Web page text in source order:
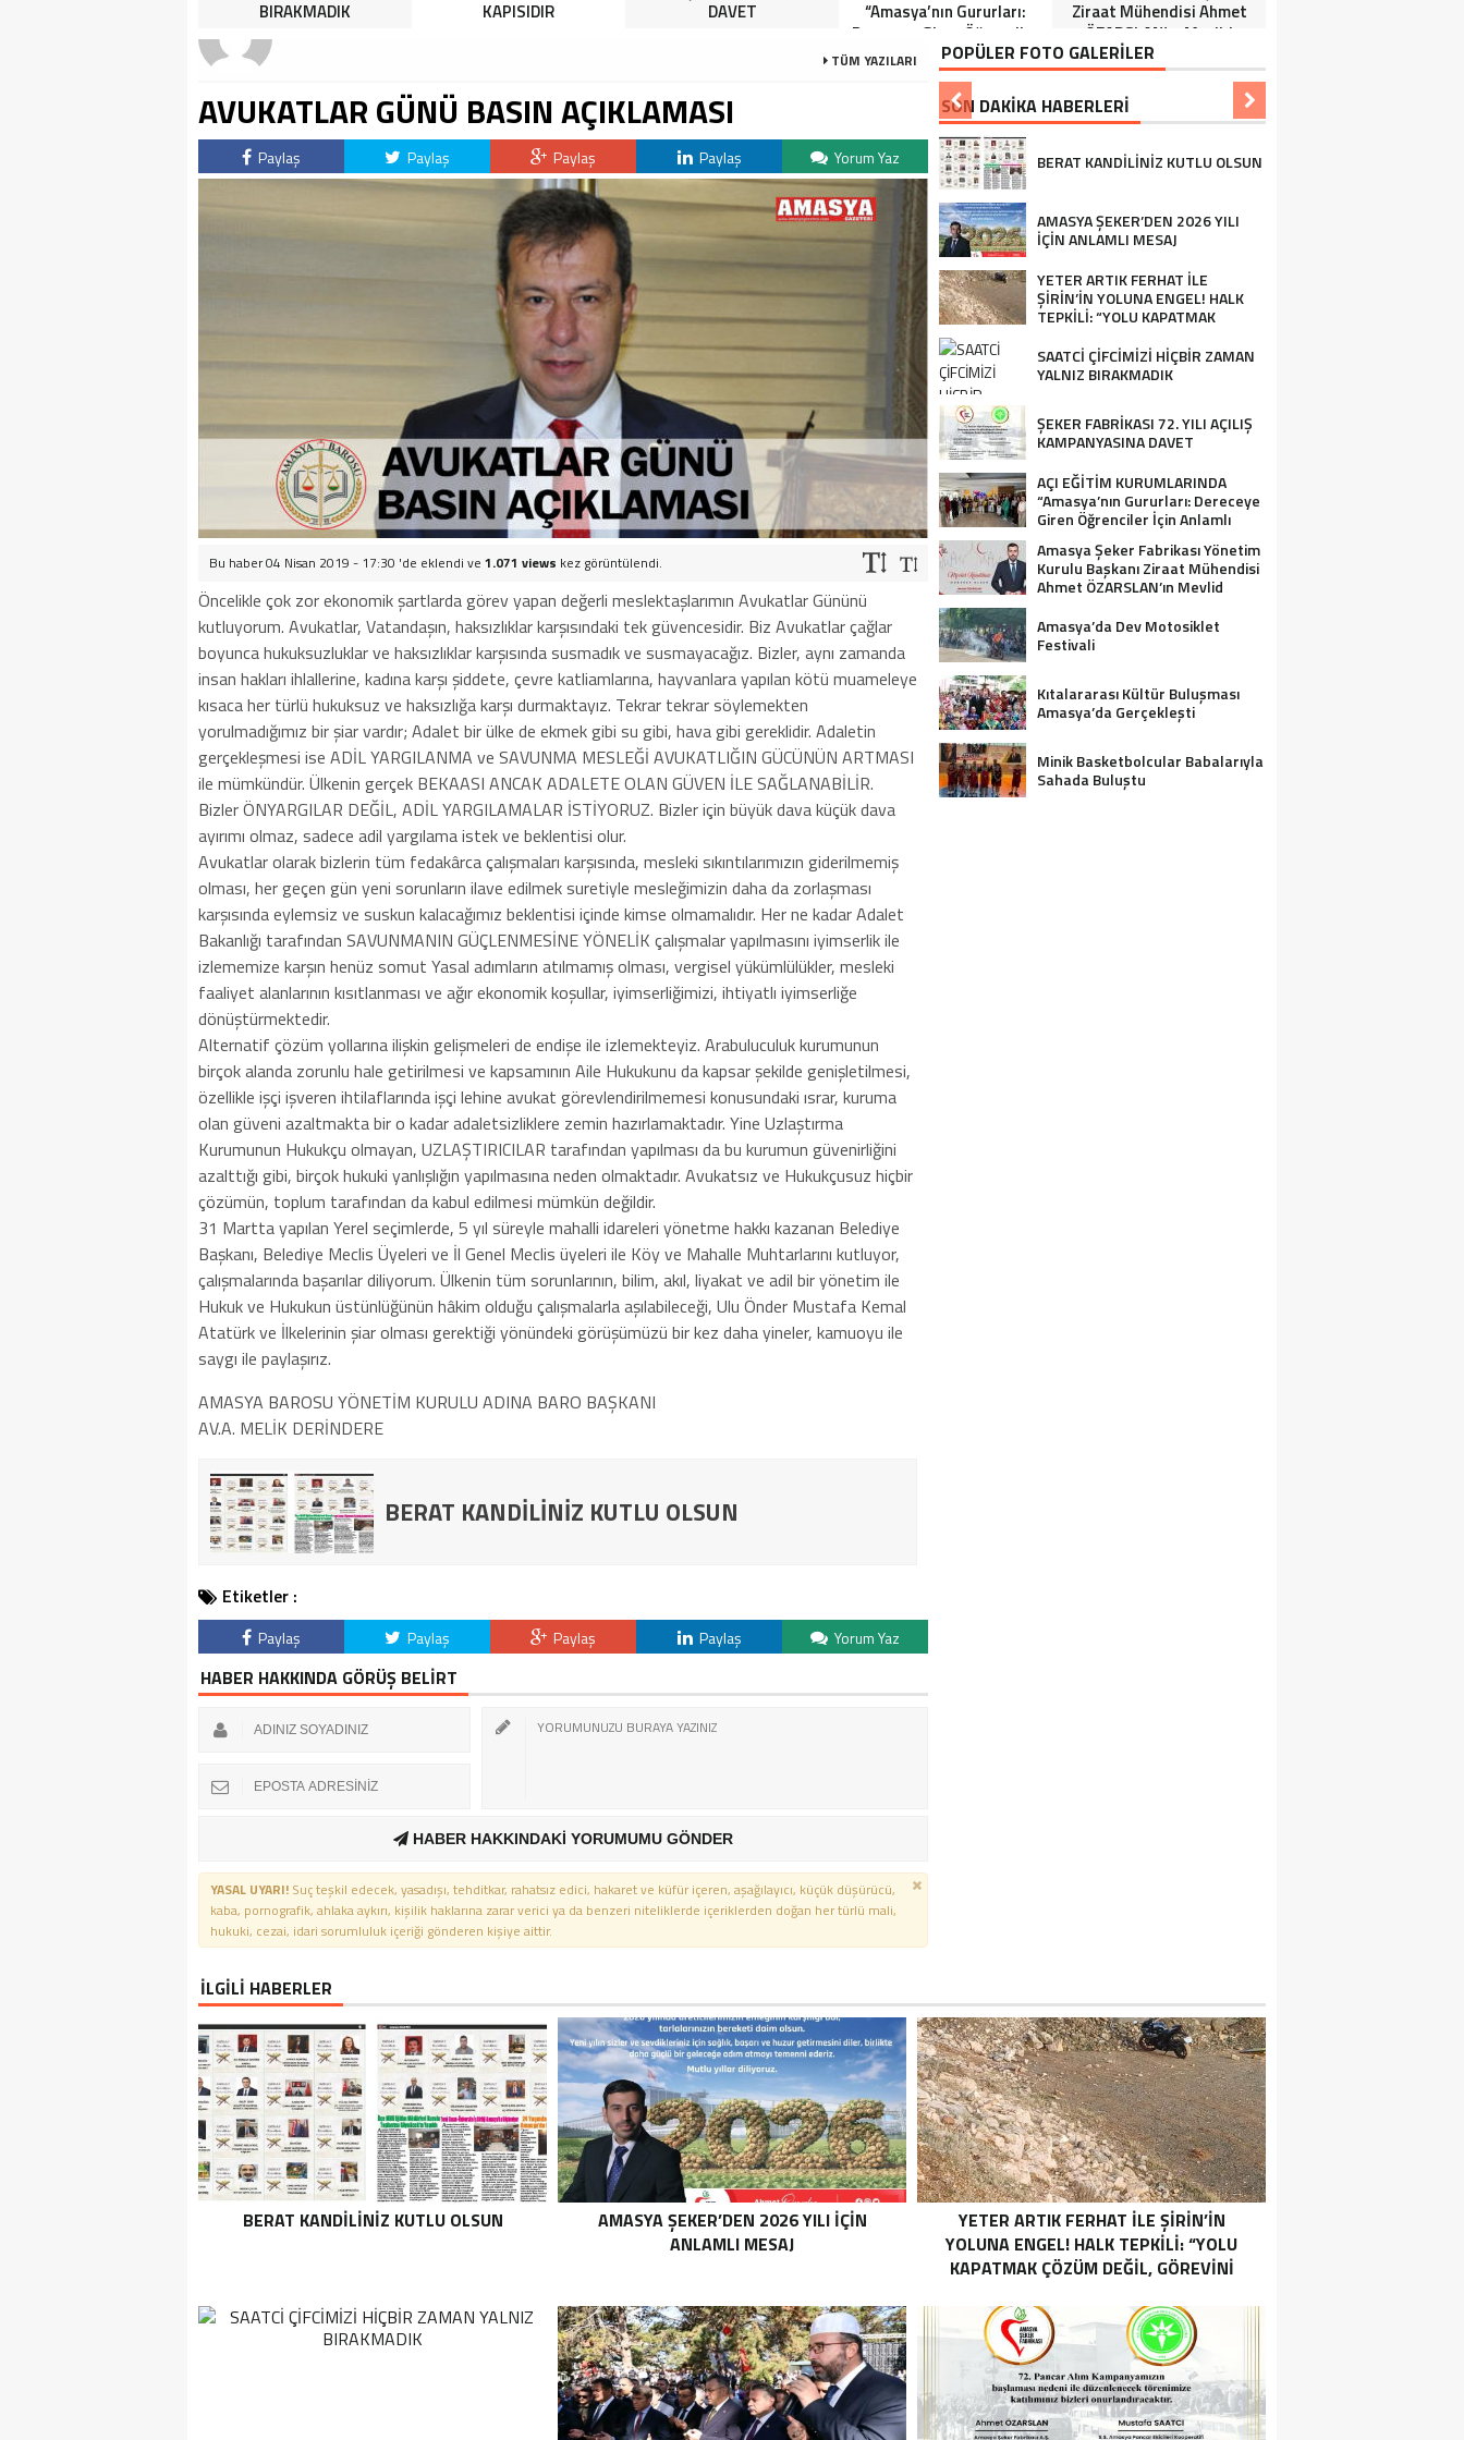
BIRAKMADIK
KAPISIDIR
DAVET
“Amasya’nın Gururları:
Dereceye Giren Öğrenciler
İçin Anlamlı Tören”
Ziraat Mühendisi Ahmet
ÖZARSLAN’ın Mevlid
Kandili Mesajı
TÜM YAZILARI
AVUKATLAR GÜNÜ BASIN AÇIKLAMASI
Paylaş Paylaş Paylaş Paylaş Yorum Yaz
Bu haber 04 Nisan 2019 - 17:30 'de eklendi ve 1.071 views kez görüntülendi.
Öncelikle çok zor ekonomik şartlarda görev yapan değerli meslektaşlarımın Avukatlar Gününü
kutluyorum. Avukatlar, Vatandaşın, haksızlıklar karşısındaki tek güvencesidir. Biz Avukatlar çağlar
boyunca hukuksuzluklar ve haksızlıklar karşısında susmadık ve susmayacağız. Bizler, aynı zamanda
insan hakları ihlallerine, kadına karşı şiddete, çevre katliamlarına, hayvanlara yapılan kötü muameleye
kısaca her türlü hukuksuz ve haksızlığa karşı durmaktayız. Tekrar tekrar söylemekten
yorulmadığımız bir şiar vardır; Adalet bir ülke de ekmek gibi su gibi, hava gibi gereklidir. Adaletin
gerçekleşmesi ise ADİL YARGILANMA ve SAVUNMA MESLEĞİ AVUKATLIĞIN GÜCÜNÜN ARTMASI
ile mümkündür. Ülkenin gerçek BEKAASI ANCAK ADALETE OLAN GÜVEN İLE SAĞLANABİLİR.
Bizler ÖNYARGILAR DEĞİL, ADİL YARGILAMALAR İSTİYORUZ. Bizler için büyük dava küçük dava
ayırımı olmaz, sadece adil yargılama istek ve beklentisi olur.
Avukatlar olarak bizlerin tüm fedakârca çalışmaları karşısında, mesleki sıkıntılarımızın giderilmemiş
olması, her geçen gün yeni sorunların ilave edilmek suretiyle mesleğimizin daha da zorlaşması
karşısında eylemsiz ve suskun kalacağımız beklentisi içinde kimse olmamalıdır. Her ne kadar Adalet
Bakanlığı tarafından SAVUNMANIN GÜÇLENMESİNE YÖNELİK çalışmalar yapılmasını iyimserlik ile
izlememize karşın henüz somut Yasal adımların atılmamış olması, vergisel yükümlülükler, mesleki
faaliyet alanlarının kısıtlanması ve ağır ekonomik koşullar, iyimserliğimizi, ihtiyatlı iyimserliğe
dönüştürmektedir.
Alternatif çözüm yollarına ilişkin gelişmeleri de endişe ile izlemekteyiz. Arabuluculuk kurumunun
birçok alanda zorunlu hale getirilmesi ve kapsamının Aile Hukukunu da kapsar şekilde genişletilmesi,
özellikle işçi işveren ihtilaflarında işçi lehine avukat görevlendirilmemesi konusundaki ısrar, kuruma
olan güveni azaltmakta bir o kadar adaletsizliklere zemin hazırlamaktadır. Yine Uzlaştırma
Kurumunun Hukukçu olmayan, UZLAŞTIRICILAR tarafından yapılması da bu kurumun güvenirliğini
azalttığı gibi, birçok hukuki yanlışlığın yapılmasına neden olmaktadır. Avukatsız ve Hukukçusuz hiçbir
çözümün, toplum tarafından da kabul edilmesi mümkün değildir.
31 Martta yapılan Yerel seçimlerde, 5 yıl süreyle mahalli idareleri yönetme hakkı kazanan Belediye
Başkanı, Belediye Meclis Üyeleri ve İl Genel Meclis üyeleri ile Köy ve Mahalle Muhtarlarını kutluyor,
çalışmalarında başarılar diliyorum. Ülkenin tüm sorunlarının, bilim, akıl, liyakat ve adil bir yönetim ile
Hukuk ve Hukukun üstünlüğünün hâkim olduğu çalışmalarla aşılabileceği, Ulu Önder Mustafa Kemal
Atatürk ve İlkelerinin şiar olması gerektiği yönündeki görüşümüzü bir kez daha yineler, kamuoyu ile
saygı ile paylaşırız.
AMASYA BAROSU YÖNETİM KURULU ADINA BARO BAŞKANI
AV.A. MELİK DERİNDERE
BERAT KANDİLİNİZ KUTLU OLSUN
Etiketler :
Paylaş Paylaş Paylaş Paylaş Yorum Yaz
HABER HAKKINDA GÖRÜŞ BELİRT
HABER HAKKINDAKİ YORUMUMU GÖNDER
YASAL UYARI! Suç teşkil edecek, yasadışı, tehditkar, rahatsız edici, hakaret ve küfür içeren, aşağılayıcı, küçük düşürücü,
kaba, pornografik, ahlaka aykırı, kişilik haklarına zarar verici ya da benzeri niteliklerde içeriklerden doğan her türlü mali,
hukuki, cezai, idari sorumluluk içeriği gönderen kişiye aittir.
POPÜLER FOTO GALERİLER
SON DAKİKA HABERLERİ
BERAT KANDİLİNİZ KUTLU OLSUN
AMASYA ŞEKER’DEN 2026 YILI
İÇİN ANLAMLI MESAJ
YETER ARTIK FERHAT İLE
ŞİRİN’İN YOLUNA ENGEL! HALK
TEPKİLİ: “YOLU KAPATMAK
SAATCİ ÇİFCİMİZİ HİÇBİR ZAMAN
YALNIZ BIRAKMADIK
ŞEKER FABRİKASI 72. YILI AÇILIŞ
KAMPANYASINA DAVET
AÇI EĞİTİM KURUMLARINDA
“Amasya’nın Gururları: Dereceye
Giren Öğrenciler İçin Anlamlı
Amasya Şeker Fabrikası Yönetim
Kurulu Başkanı Ziraat Mühendisi
Ahmet ÖZARSLAN’ın Mevlid
Amasya’da Dev Motosiklet
Festivali
Kıtalararası Kültür Buluşması
Amasya’da Gerçekleşti
Minik Basketbolcular Babalarıyla
Sahada Buluştu
İLGİLİ HABERLER
BERAT KANDİLİNİZ KUTLU OLSUN
AMASYA ŞEKER’DEN 2026 YILI İÇİN
ANLAMLI MESAJ
YETER ARTIK FERHAT İLE ŞİRİN’İN
YOLUNA ENGEL! HALK TEPKİLİ: “YOLU
KAPATMAK ÇÖZÜM DEĞİL, GÖREVİNİ